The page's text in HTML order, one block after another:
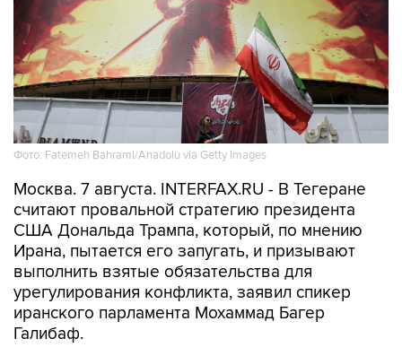
Фото: Fatemeh Bahrami/Anadolu via Getty Images
Москва. 7 августа. INTERFAX.RU - В Тегеране
считают провальной стратегию президента
США Дональда Трампа, который, по мнению
Ирана, пытается его запугать, и призывают
выполнить взятые обязательства для
урегулирования конфликта, заявил спикер
иранского парламента Мохаммад Багер
Галибаф.